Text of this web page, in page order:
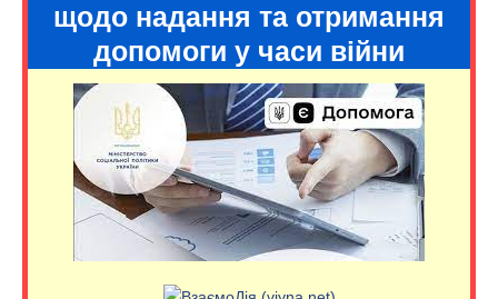
щодо надання та отримання
допомоги у часи війни